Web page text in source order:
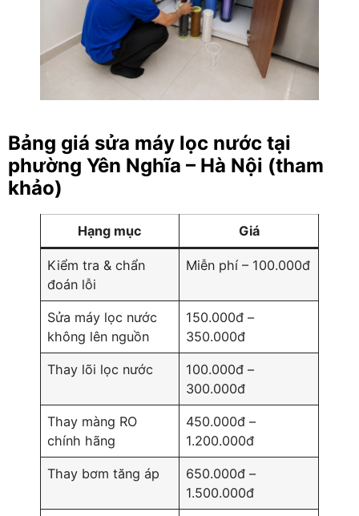
Bảng giá sửa máy lọc nước tại
phường Yên Nghĩa – Hà Nội (tham
khảo)
Hạng mục Giá
Kiểm tra & chẩn
đoán lỗi
Miễn phí – 100.000đ
Sửa máy lọc nước
không lên nguồn
150.000đ –
350.000đ
Thay lõi lọc nước
100.000đ –
300.000đ
Thay màng RO
chính hãng
450.000đ –
1.200.000đ
Thay bơm tăng áp
650.000đ –
1.500.000đ